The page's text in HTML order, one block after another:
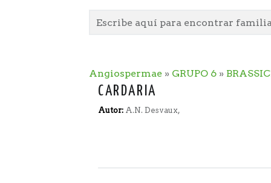
Angiospermae » GRUPO 6 »
CARDARIA
Autor: A.N. Desvaux,